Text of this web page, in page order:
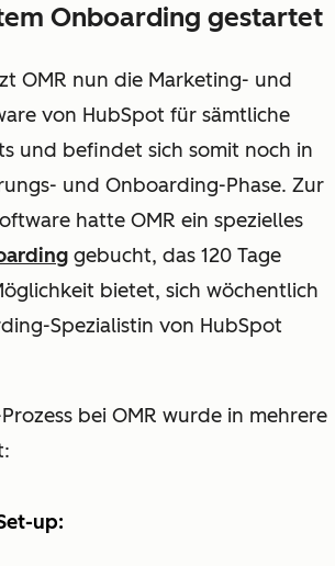
Onboarding gestartet
OMR nun die Marketing- und
von HubSpot für sämtliche
und befindet sich somit noch in
und Onboarding-Phase. Zur
hatte OMR ein spezielles
gebucht, das 120 Tage
bietet, sich wöchentlich
Spezialistin von HubSpot
bei OMR wurde in mehrere
up: